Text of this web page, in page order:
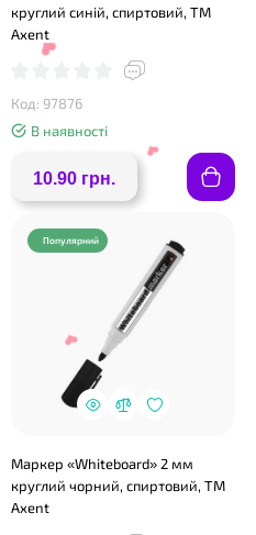
круглий синій, спиртовий, ТМ
Axent
Код: 97876
В наявності
10.90 грн.
Популярний
Маркер «Whiteboard» 2 мм
круглий чорний, спиртовий, ТМ
Axent